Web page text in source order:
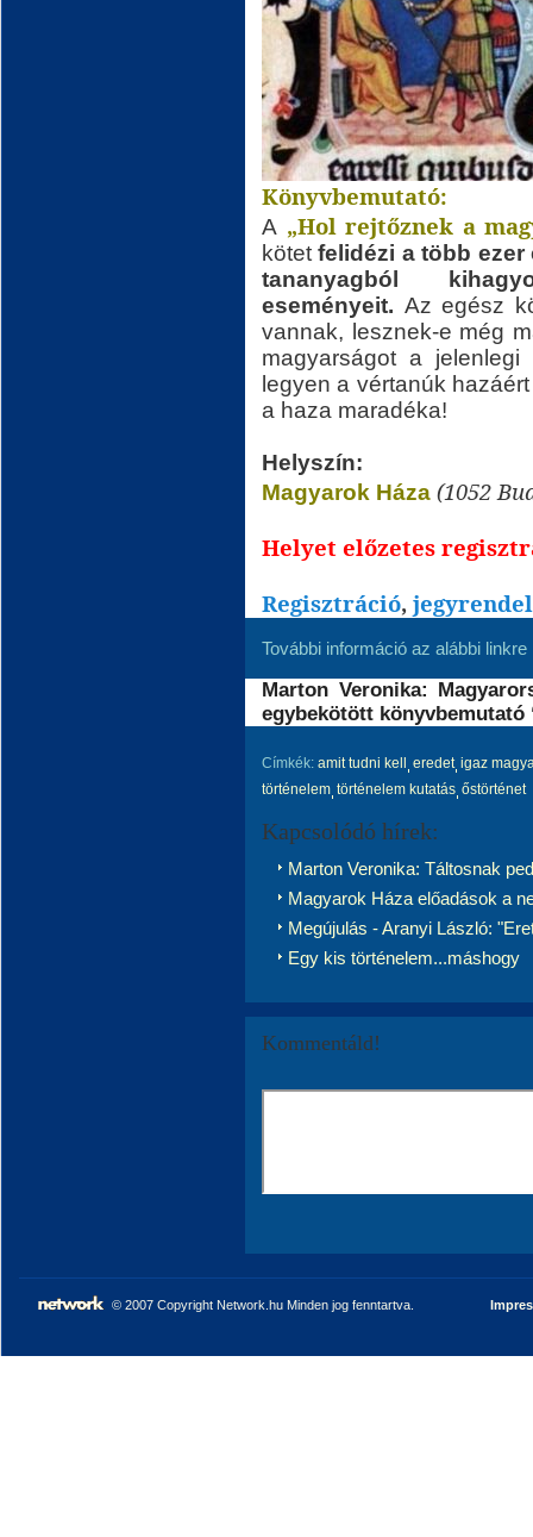
Könyvbemutató:
A „Hol rejtőznek a
kötetfelidézi a több
tananyagból
eseményeit. Az egész
vannak, lesznek-e még
magyarságot a
legyen a vértanúk
a haza maradéka!
Helyszín:
Magyarok Háza (1052
Helyet előzetes
Regisztráció,
További információ az alábbi
Marton Veronika:
egybekötött
Címkék: amit tudni kell eredet igaz
történelem történelem kutatás őstörténet
Kapcsolódó hírek:
Marton Veronika: Táltosnak
Magyarok Háza előadások a
Megújulás - Aranyi László:
Egy kis történelem...máshogy
Kommentáld!
© 2007 Copyright Network.hu Minden jog fenntartva.